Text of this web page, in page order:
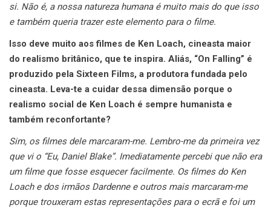
si. Não é, a nossa natureza humana é muito mais do que isso
e também queria trazer este elemento para o filme.
Isso deve muito aos filmes de Ken Loach, cineasta maior
do realismo britânico, que te inspira. Aliás, “On Falling” é
produzido pela Sixteen Films, a produtora fundada pelo
cineasta. Leva-te a cuidar dessa dimensão porque o
realismo social de Ken Loach é sempre humanista e
também reconfortante?
Sim, os filmes dele marcaram-me. Lembro-me da primeira vez
que vi o “Eu, Daniel Blake”. Imediatamente percebi que não era
um filme que fosse esquecer facilmente. Os filmes do Ken
Loach e dos irmãos Dardenne e outros mais marcaram-me
porque trouxeram estas representações para o ecrã e foi um